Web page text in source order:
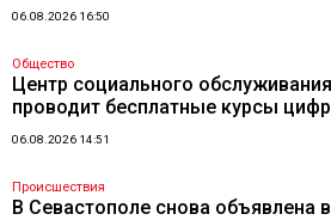
06.08.2026 16:50
Общество
Центр социального
проводит бесплатные курсы
06.08.2026 14:51
Происшествия
В Севастополе снова объявлена